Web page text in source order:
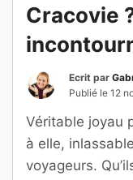
Cracovie
Ecrit par
Publié le 12
Véritable joyau
à elle,
voyageurs.